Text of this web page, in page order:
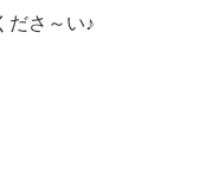
ださ～い♪